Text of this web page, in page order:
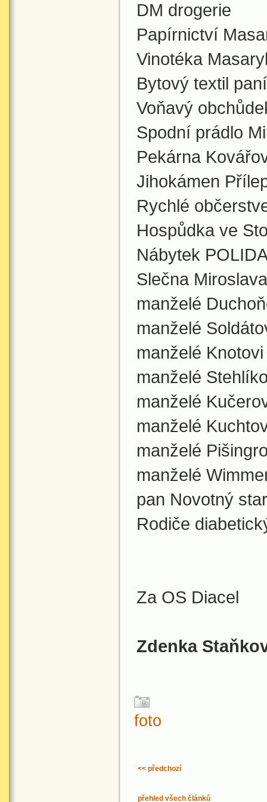
DM drogerie
Papírnictví
Vinotéka
Bytový textil
Voňavý
Spodní prádlo
Pekárna
Jihokámen
Rychlé
Hospůdka ve
Nábytek
Slečna
manželé
manželé
manželé Knotovi
manželé
manželé
manželé
manželé
manželé
pan Novotný
Rodiče
Za OS Diacel
Zdenka
foto
<< předchozí
přehled všech článků